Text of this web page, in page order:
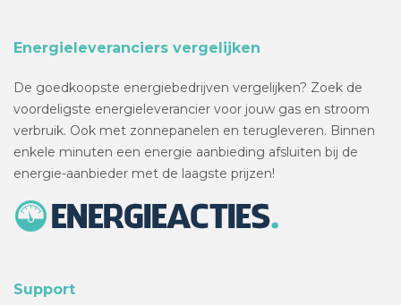
Energieleveranciers vergelijken
De goedkoopste energiebedrijven vergelijken? Zoek de
voordeligste energieleverancier voor jouw gas en stroom
verbruik. Ook met zonnepanelen en terugleveren. Binnen
enkele minuten een energie aanbieding afsluiten bij de
energie-aanbieder met de laagste prijzen!
Support